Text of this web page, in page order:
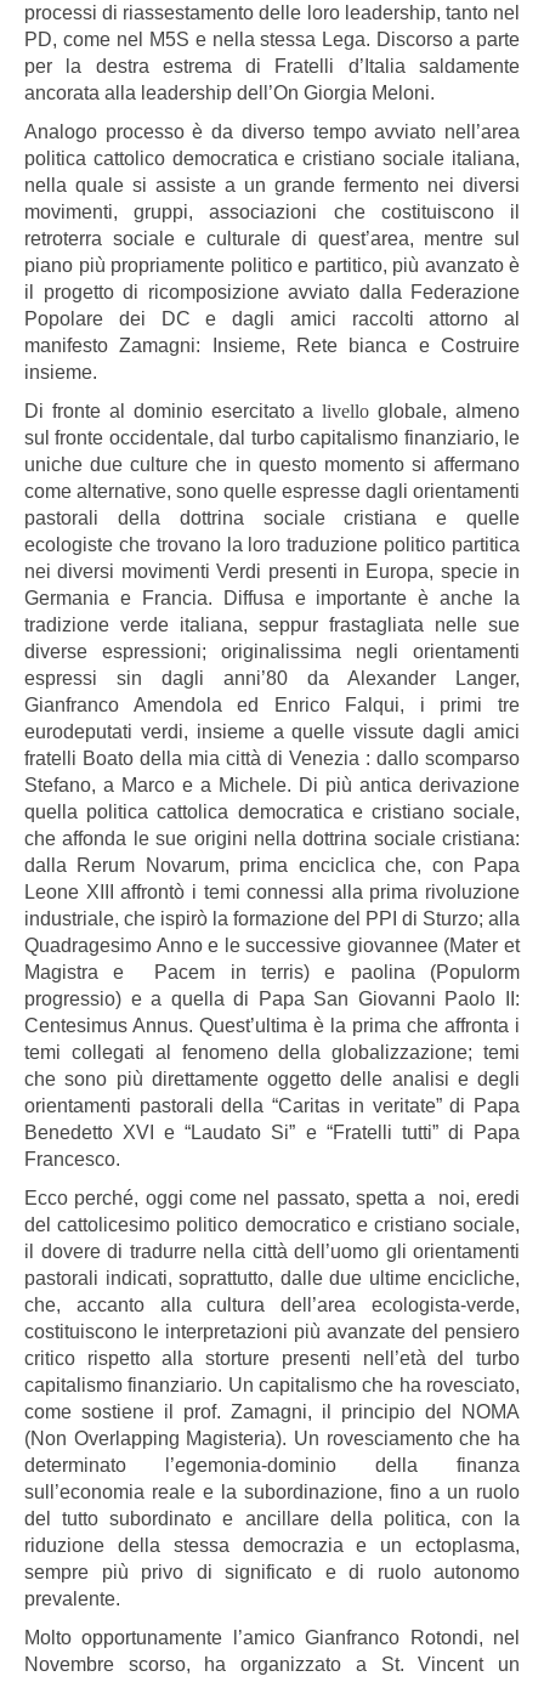
processi di riassestamento delle loro leadership, tanto nel
PD, come nel M5S e nella stessa Lega. Discorso a parte
per la destra estrema di Fratelli d’Italia saldamente
ancorata alla leadership dell’On Giorgia Meloni.
Analogo processo è da diverso tempo avviato nell’area
politica cattolico democratica e cristiano sociale italiana,
nella quale si assiste a un grande fermento nei diversi
movimenti, gruppi, associazioni che costituiscono il
retroterra sociale e culturale di quest’area, mentre sul
piano più propriamente politico e partitico, più avanzato è
il progetto di ricomposizione avviato dalla Federazione
Popolare dei DC e dagli amici raccolti attorno al
manifesto Zamagni: Insieme, Rete bianca e Costruire
insieme.
Di fronte al dominio esercitato alivello globale, almeno
sul fronte occidentale, dal turbo capitalismo finanziario, le
uniche due culture che in questo momento si affermano
come alternative, sono quelle espresse dagli orientamenti
pastorali della dottrina sociale cristiana e quelle
ecologiste che trovano la loro traduzione politico partitica
nei diversi movimenti Verdi presenti in Europa, specie in
Germania e Francia. Diffusa e importante è anche la
tradizione verde italiana, seppur frastagliata nelle sue
diverse espressioni; originalissima negli orientamenti
espressi sin dagli anni’80 da Alexander Langer,
Gianfranco Amendola ed Enrico Falqui, i primi tre
eurodeputati verdi, insieme a quelle vissute dagli amici
fratelli Boato della mia città di Venezia : dallo scomparso
Stefano, a Marco e a Michele. Di più antica derivazione
quella politica cattolica democratica e cristiano sociale,
che affonda le sue origini nella dottrina sociale cristiana:
dalla Rerum Novarum, prima enciclica che, con Papa
Leone XIII affrontò i temi connessi alla prima rivoluzione
industriale, che ispirò la formazione del PPI di Sturzo; alla
Quadragesimo Anno e le successive giovannee (Mater et
Magistra e Pacem in terris) e paolina (Populorm
progressio) e a quella di Papa San Giovanni Paolo II:
Centesimus Annus. Quest’ultima è la prima che affronta i
temi collegati al fenomeno della globalizzazione; temi
che sono più direttamente oggetto delle analisi e degli
orientamenti pastorali della “Caritas in veritate” di Papa
Benedetto XVI e “Laudato Si” e “Fratelli tutti” di Papa
Francesco.
Ecco perché, oggi come nel passato, spetta a noi, eredi
del cattolicesimo politico democratico e cristiano sociale,
il dovere di tradurre nella città dell’uomo gli orientamenti
pastorali indicati, soprattutto, dalle due ultime encicliche,
che, accanto alla cultura dell’area ecologista-verde,
costituiscono le interpretazioni più avanzate del pensiero
critico rispetto alla storture presenti nell’età del turbo
capitalismo finanziario. Un capitalismo che ha rovesciato,
come sostiene il prof. Zamagni, il principio del NOMA
(Non Overlapping Magisteria). Un rovesciamento che ha
determinato l’egemonia-dominio della finanza
sull’economia reale e la subordinazione, fino a un ruolo
del tutto subordinato e ancillare della politica, con la
riduzione della stessa democrazia e un ectoplasma,
sempre più privo di significato e di ruolo autonomo
prevalente.
Molto opportunamente l’amico Gianfranco Rotondi, nel
Novembre scorso, ha organizzato a St. Vincent un